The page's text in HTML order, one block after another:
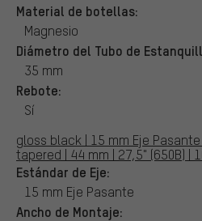
Material de botellas:
Magnesio
Diámetro del Tubo de
35 mm
Rebote:
Sí
gloss black | 15 mm Eje
tapered | 44 mm | 27,5" (650B) |
Estándar de Eje:
15 mm Eje Pasante
Ancho de Montaje: